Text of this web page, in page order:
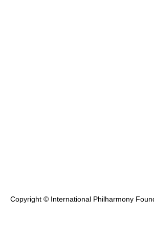
Copyright © International Philharmony